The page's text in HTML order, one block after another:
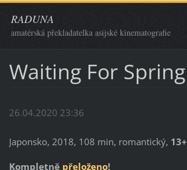
RADUNA
amatérská překladatelka asijské kinematografie
Waiting For Spring
26.04.2020 23:36
Japonsko, 2018, 108 min, romantický, 13+
Kompletně přeloženo!